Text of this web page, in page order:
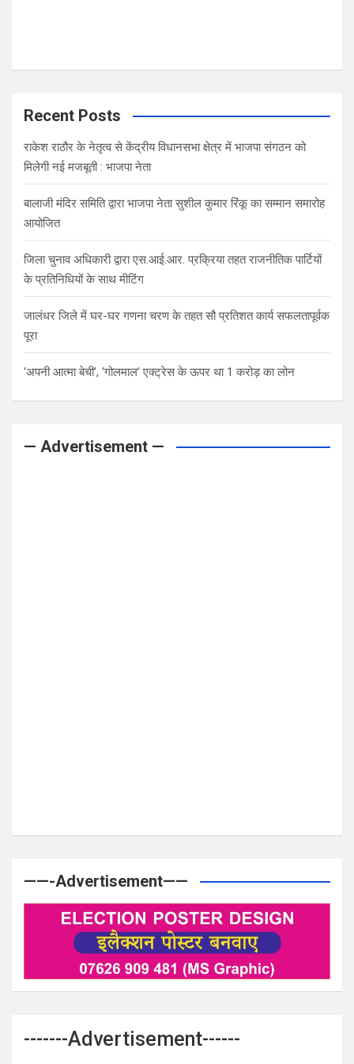
Recent Posts
राकेश राठौर के नेतृत्व से केंद्रीय विधानसभा क्षेत्र में भाजपा संगठन को
मिलेगी नई मजबूती : भाजपा नेता
बालाजी मंदिर समिति द्वारा भाजपा नेता सुशील कुमार रिंकू का सम्मान समारोह
आयोजित
जिला चुनाव अधिकारी द्वारा एस.आई.आर. प्रक्रिया तहत राजनीतिक पार्टियों
के प्रतिनिधियों के साथ मीटिंग
जालंधर जिले में घर-घर गणना चरण के तहत सौ प्रतिशत कार्य सफलतापूर्वक
पूरा
‘अपनी आत्मा बेची’, ‘गोलमाल’ एक्ट्रेस के ऊपर था 1 करोड़ का लोन
— Advertisement —
——-Advertisement——
-------Advertisement------